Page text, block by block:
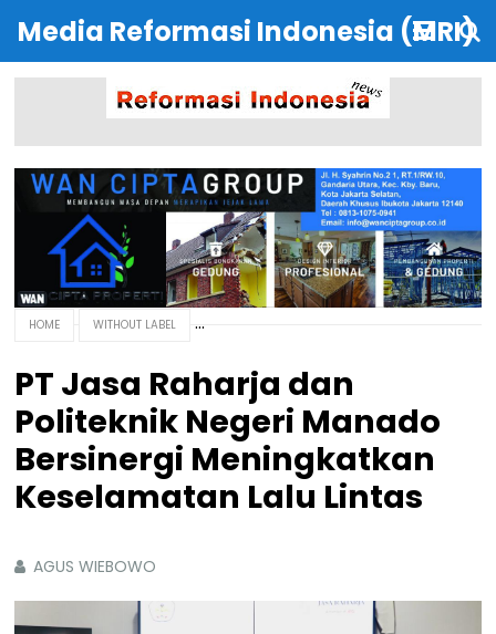
Media Reformasi Indonesia (MRI)
HOME WITHOUT LABEL
PT Jasa Raharja dan
Politeknik Negeri Manado
Bersinergi Meningkatkan
Keselamatan Lalu Lintas
AGUS WIEBOWO